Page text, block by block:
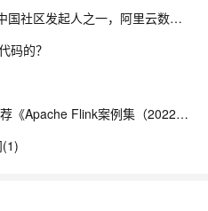
【大咖问答】对话PostgreSQL 中国社区发起人之一，阿里云数据库高级专家 德哥
码的？
【藏经阁一起读（27）】本周推荐《Apache Flink案例集（2022版）》，你有哪些心得？
(1)